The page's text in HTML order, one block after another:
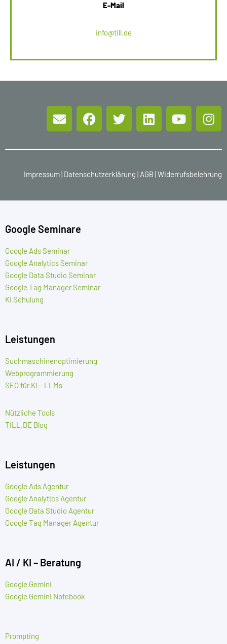
E-Mail
info@till.de
Impressum Datenschutzerklärung AGB Widerrufsbelehrung
Google Seminare
Google Ads Seminar
Google Analytics Seminar
Google Data Studio Seminar
Google Tag Manager Seminar
KI Schulung
Leistungen
Suchmaschinenoptimierung
Webprogrammierung
SEO für KI – LLMs
Nützliche Tools
TILL.DE Blog
Leistungen
Google Ads Agentur
Google Analytics Agentur
Google Data Studio Agentur
Google Tag Manager Agentur
AI / KI – Beratung
Google Gemini
Google Gemini Notebook
Prompting